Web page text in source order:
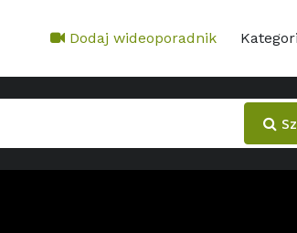
Dodaj wideoporadnik